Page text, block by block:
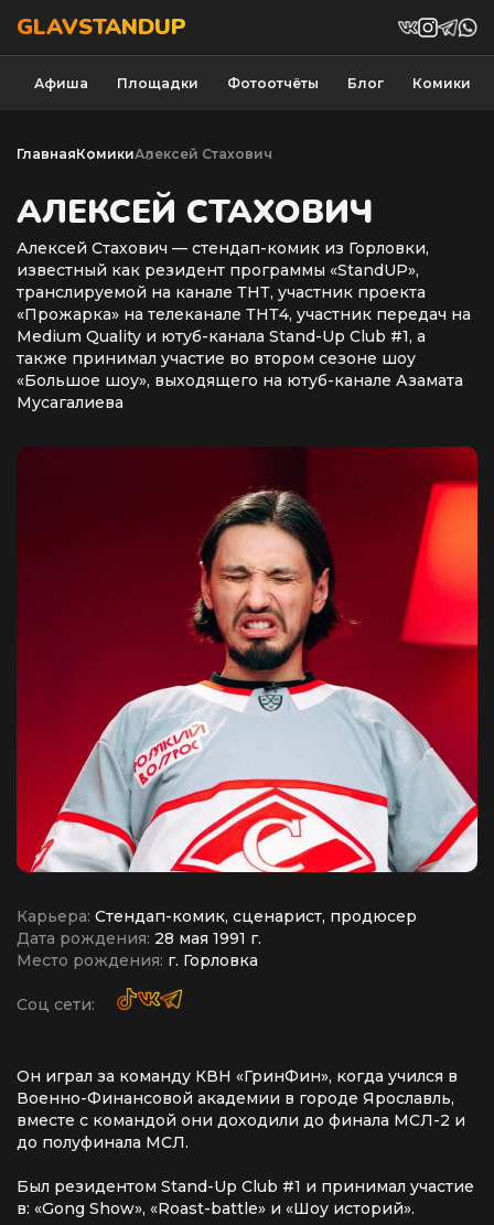
GLAVSTANDUP
Афиша Площадки Фотоотчёты Блог Комики
ГлавнаяКомикиАлексей Стахович
АЛЕКСЕЙ СТАХОВИЧ
Алексей Стахович — стендап-комик из Горловки,
известный как резидент программы «StandUP»,
транслируемой на канале ТНТ, участник проекта
«Прожарка» на телеканале ТНТ4, участник передач на
Medium Quality и ютуб-канала Stand-Up Club #1, а
также принимал участие во втором сезоне шоу
«Большое шоу», выходящего на ютуб-канале Азамата
Мусагалиева
Карьера: Cтендап-комик, сценарист, продюсер
Дата рождения: 28 мая 1991 г.
Место рождения: г. Горловка
Соц сети:
Он играл за команду КВН «ГринФин», когда учился в
Военно-Финансовой академии в городе Ярославль,
вместе с командой они доходили до финала МСЛ-2 и
до полуфинала МСЛ.
Был резидентом Stand-Up Club #1 и принимал участие
в: «Gong Show», «Roast-battle» и «Шоу историй».